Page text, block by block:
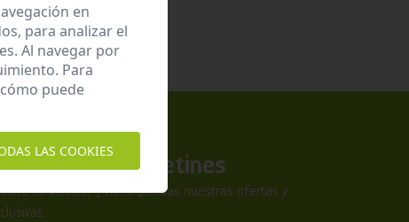
a nuestros boletines
newsletter y no te pierdas nuestras ofertas y
en
para analizar el
Al navegar por
Para
puede
LAS COOKIES